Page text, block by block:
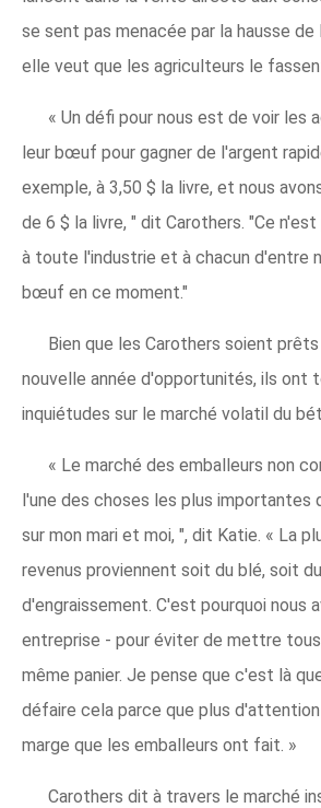
se sent pas menacée par la hausse de
elle veut que les agriculteurs le
« Un défi pour nous est de voir les
leur bœuf pour gagner de l'argent
exemple, à 3,50 $ la livre, et nous
de 6 $ la livre, " dit Carothers. "Ce
à toute l'industrie et à chacun d'entre
bœuf en ce moment."
Bien que les Carothers soient prêts
nouvelle année d'opportunités, ils ont
inquiétudes sur le marché volatil du
« Le marché des emballeurs non
l'une des choses les plus importantes
sur mon mari et moi, ", dit Katie. « La
revenus proviennent soit du blé, soit
d'engraissement. C'est pourquoi nous
entreprise - pour éviter de mettre
même panier. Je pense que c'est là
défaire cela parce que plus
marge que les emballeurs ont fait. »
Carothers dit à travers le marché